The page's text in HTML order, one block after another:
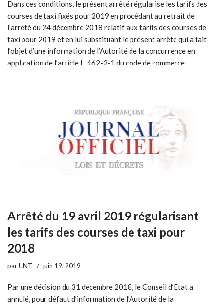
Dans ces conditions, le présent arrêté régularise les tarifs des
courses de taxi fixés pour 2019 en procédant au retrait de
l’arrêté du 24 décembre 2018 relatif aux tarifs des courses de
taxi pour 2019 et en lui substituant le présent arrêté qui a fait
l’objet d’une information de l’Autorité de la concurrence en
application de l’article L. 462-2-1 du code de commerce.
Arrêté du 19 avril 2019 régularisant
les tarifs des courses de taxi pour
2018
parUNT juin 19, 2019
Par une décision du 31 décembre 2018, le Conseil d’Etat a
annulé, pour défaut d’information de l’Autorité de la